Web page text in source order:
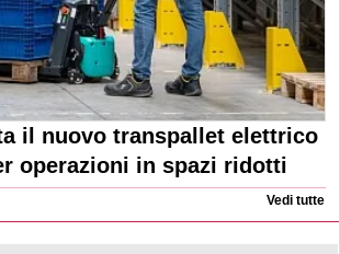
il nuovo transpallet elettrico
operazioni in spazi ridotti
Vedi tutte